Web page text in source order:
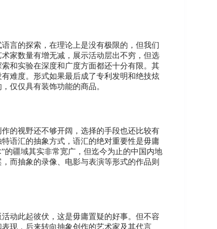
言的探索，在理论上是没有极限的，但我们
家数量有增无减，展示活动层出不穷，但选
和实验在深度和广度方面都还十分有限。其
难度。形式如果最后成了专利发明和绝技炫
仅仅具有装饰功能的商品。
的视野还不够开阔，选择的手段也还比较有
语汇的抽象方式，语汇的绝对重要性是毋庸
的疆域其实非常宽广，但迄今为止的中国内地
而抽象的录像、电影与表演等形式的作品则
动此起彼伏，这是毋庸置疑的好事。但不容
现，后来转向抽象创作的艺术家及其代言